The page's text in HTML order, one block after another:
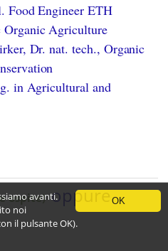
Food Engineer ETH
Agriculture
Dr. nat. tech., Organic
in Agricultural and
OK
avanti.
noi
il pulsante OK).